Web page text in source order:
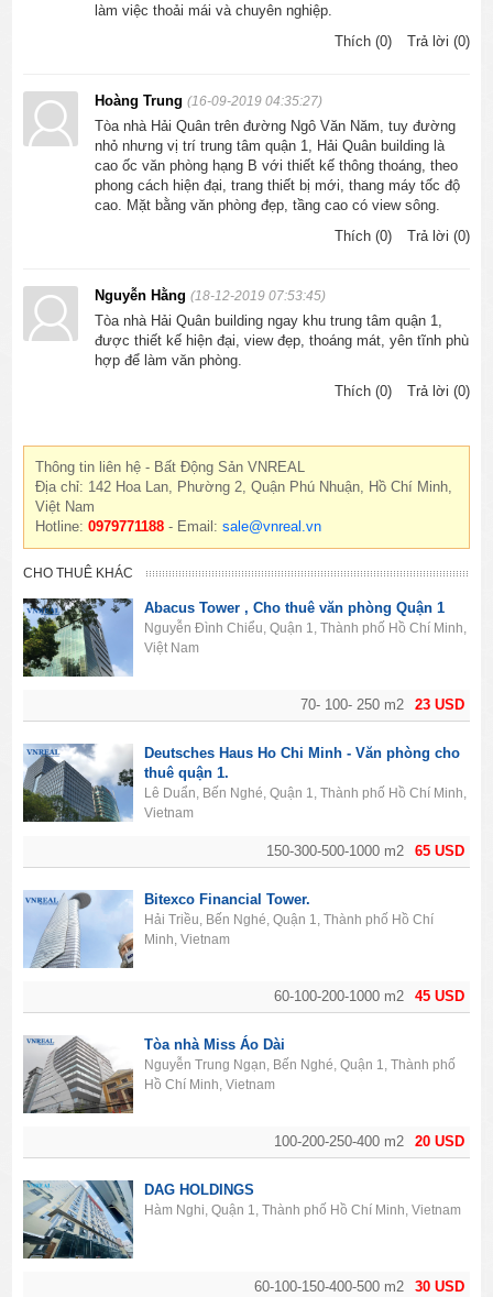
làm việc thoải mái và chuyên nghiệp.
Thích (0)
Trả lời (0)
Hoàng Trung(16-09-2019 04:35:27)
Tòa nhà Hải Quân trên đường Ngô Văn Năm, tuy đường
nhỏ nhưng vị trí trung tâm quận 1, Hải Quân building là
cao ốc văn phòng hạng B với thiết kế thông thoáng, theo
phong cách hiện đại, trang thiết bị mới, thang máy tốc độ
cao. Mặt bằng văn phòng đẹp, tầng cao có view sông.
Thích (0)
Trả lời (0)
Nguyễn Hằng(18-12-2019 07:53:45)
Tòa nhà Hải Quân building ngay khu trung tâm quận 1,
được thiết kế hiện đại, view đẹp, thoáng mát, yên tĩnh phù
hợp để làm văn phòng.
Thích (0)
Trả lời (0)
Thông tin liên hệ - Bất Động Sản VNREAL
Địa chỉ: 142 Hoa Lan, Phường 2, Quận Phú Nhuận, Hồ Chí Minh,
Việt Nam
Hotline:0979771188 - Email:sale@vnreal.vn
CHO THUÊ KHÁC
23 USD
70- 100- 250 m2
Abacus Tower , Cho thuê văn phòng Quận 1
Nguyễn Đình Chiểu, Quận 1, Thành phố Hồ Chí Minh,
Việt Nam
65 USD
150-300-500-1000 m2
Deutsches Haus Ho Chi Minh - Văn phòng cho
thuê quận 1.
Lê Duẩn, Bến Nghé, Quận 1, Thành phố Hồ Chí Minh,
Vietnam
45 USD
60-100-200-1000 m2
Bitexco Financial Tower.
Hải Triều, Bến Nghé, Quận 1, Thành phố Hồ Chí
Minh, Vietnam
20 USD
100-200-250-400 m2
Tòa nhà Miss Áo Dài
Nguyễn Trung Ngạn, Bến Nghé, Quận 1, Thành phố
Hồ Chí Minh, Vietnam
30 USD
60-100-150-400-500 m2
DAG HOLDINGS
Hàm Nghi, Quận 1, Thành phố Hồ Chí Minh, Vietnam